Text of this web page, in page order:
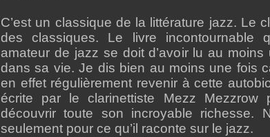
C’est un classique de la littérature jazz. Le
des classiques. Le livre incontournable
amateur de jazz se doit d’avoir lu au moins
dans sa vie. Je dis bien au moins une fois
en effet régulièrement revenir à cette
écrite par le clarinettiste Mezz Mezzrow
découvrir toute son incroyable richesse.
seulement pour ce qu’il raconte sur le jazz.